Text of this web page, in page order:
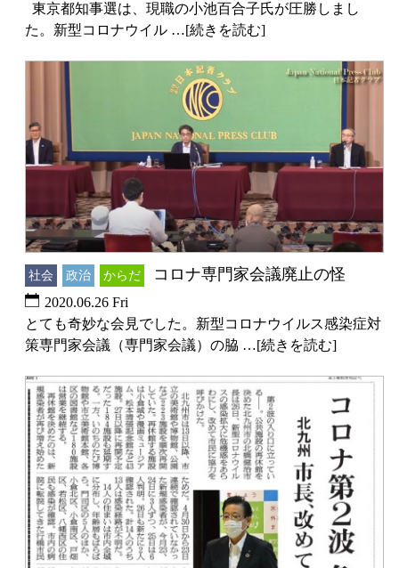
東京都知事選は、現職の小池百合子氏が圧勝しまし
た。新型コロナウイル …[続きを読む]
社会 政治 からだ コロナ専門家会議廃止の怪
2020.06.26 Fri
とても奇妙な会見でした。新型コロナウイルス感染症対
策専門家会議（専門家会議）の脇 …[続きを読む]